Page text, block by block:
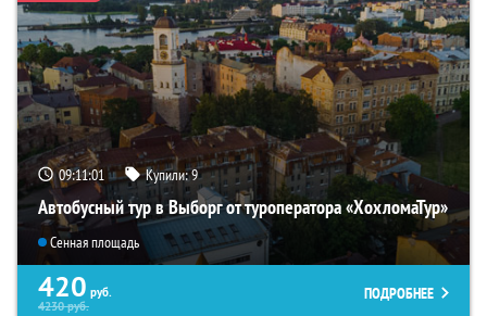
09:11:00 Купили:9
Автобусный тур в Выборг от туроператора «ХохломаТур»
Сенная площадь
420 руб.
4230руб.
ПОДРОБНЕЕ